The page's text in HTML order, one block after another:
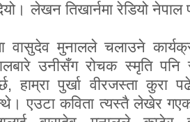
लेखन तिखार्नमा रेडियो नेपाल
वासुदेव मुनालले चलाउने
उनीसँग रोचक स्मृति पनि
हाम्रा पुर्खा वीरजस्ता कुरा
एउटा कविता त्यस्तै लेखेर